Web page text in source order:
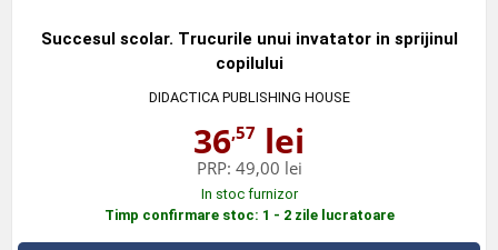
Succesul scolar. Trucurile unui invatator in sprijinul
copilului
DIDACTICA PUBLISHING HOUSE
36,57 lei
PRP: 49,00 lei
In stoc furnizor
Timp confirmare stoc: 1 - 2 zile lucratoare